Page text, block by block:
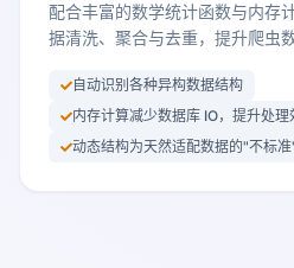
配合丰富的数学统计函数与内存
据清洗、聚合与去重，提升爬虫
自动识别各种异构数据结构
内存计算减少数据库 IO，提升处理
动态结构为天然适配数据的"不标